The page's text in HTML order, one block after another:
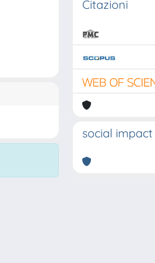
Citazioni
social impact